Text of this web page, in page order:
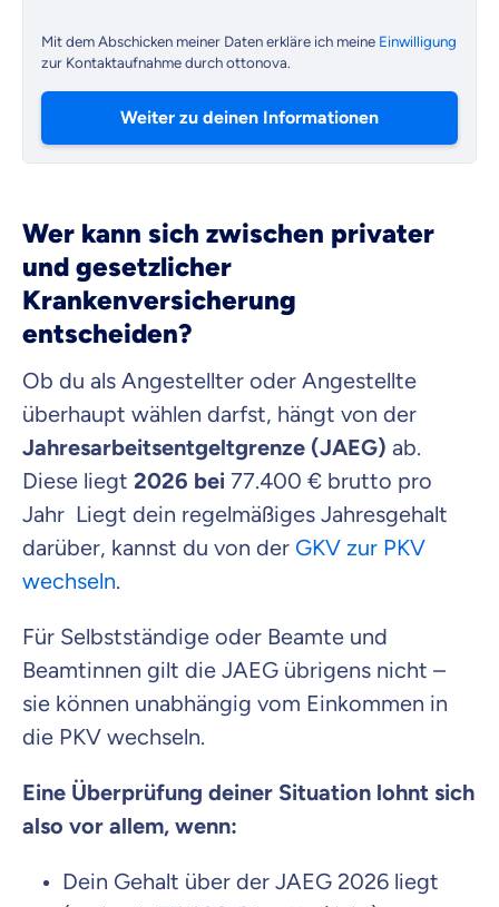
Mit dem Abschicken meiner Daten erkläre ich meine Einwilligung
zur Kontaktaufnahme durch ottonova.
Weiter zu deinen Informationen
Wer kann sich zwischen privater
und gesetzlicher
Krankenversicherung
entscheiden?
Ob du als Angestellter oder Angestellte
überhaupt wählen darfst, hängt von der
Jahresarbeitsentgeltgrenze (JAEG) ab.
Diese liegt 2026 bei 77.400 € brutto pro
Jahr Liegt dein regelmäßiges Jahresgehalt
darüber, kannst du von der GKV zur PKV
wechseln.
Für Selbstständige oder Beamte und
Beamtinnen gilt die JAEG übrigens nicht –
sie können unabhängig vom Einkommen in
die PKV wechseln.
Eine Überprüfung deiner Situation lohnt sich
also vor allem, wenn:
Dein Gehalt über der JAEG 2026 liegt